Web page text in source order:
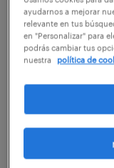
queden?
por las que
Falta de
trabajadores
empleados
ayudarnos a mejorar
relevante en tus
en "Personalizar" para
podrás cambiar tus
nuestra
política de